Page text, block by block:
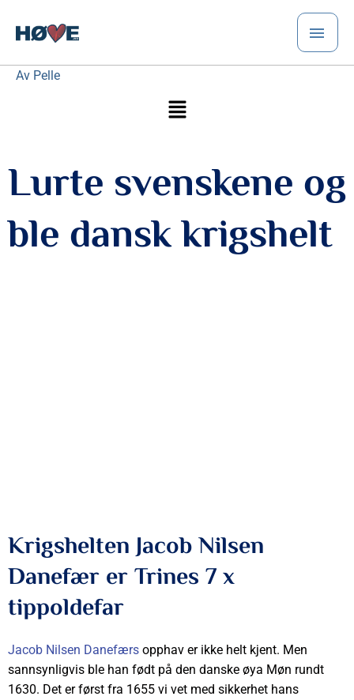
rett
innholdet
Av Pelle
Meny
Lurte svenskene og
ble dansk krigshelt
Krigshelten Jacob Nilsen
Danefær er Trines 7 x
tippoldefar
Jacob Nilsen Danefærs opphav er ikke helt kjent. Men
sannsynligvis ble han født på den danske øya Møn rundt
1630. Det er først fra 1655 vi vet med sikkerhet hans